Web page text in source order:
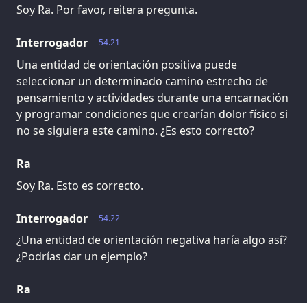
Soy Ra. Por favor, reitera pregunta.
54.21
Interrogador
Una entidad de orientación positiva puede
seleccionar un determinado camino estrecho de
pensamiento y actividades durante una encarnación
y programar condiciones que crearían dolor físico si
no se siguiera este camino. ¿Es esto correcto?
Ra
Soy Ra. Esto es correcto.
54.22
Interrogador
¿Una entidad de orientación negativa haría algo así?
¿Podrías dar un ejemplo?
Ra